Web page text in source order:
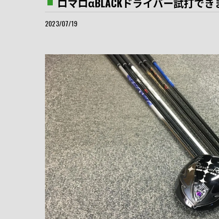
2023/07/19